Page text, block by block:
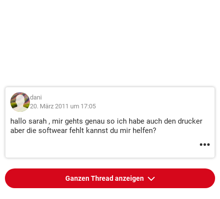
dani
20. März 2011 um 17:05
hallo sarah , mir gehts genau so ich habe auch den drucker
aber die softwear fehlt kannst du mir helfen?
Ganzen Thread anzeigen